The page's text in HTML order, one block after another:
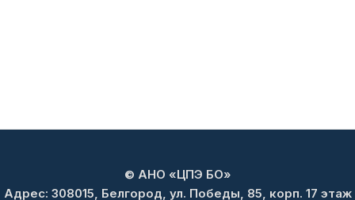
© АНО «ЦПЭ БО»
Адрес: 308015, Белгород, ул. Победы, 85, корп. 17 этаж